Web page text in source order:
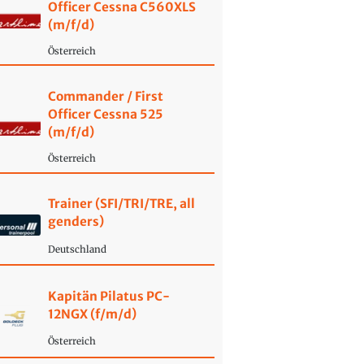
Officer Cessna C560XLS
(m/f/d)
Österreich
Commander / First
Officer Cessna 525
(m/f/d)
Österreich
Trainer (SFI/TRI/TRE, all
genders)
Deutschland
Kapitän Pilatus PC-
12NGX (f/m/d)
Österreich